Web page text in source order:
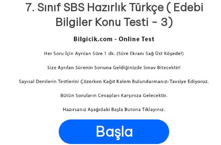
7. Sınıf SBS Hazırlık Türkçe ( Edebi
Bilgiler Konu Testi - 3)
Başla